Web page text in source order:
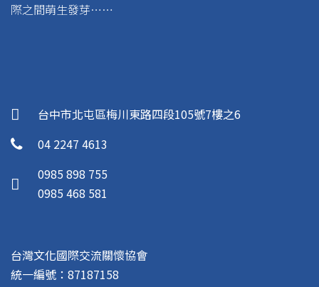
際之間萌生發芽……
台中市北屯區梅川東路四段105號7樓之6
04 2247 4613
0985 898 755
0985 468 581
台灣文化國際交流關懷協會
統一編號：87187158